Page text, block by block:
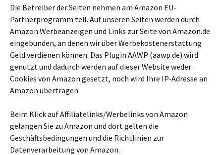
Die Betreiber der Seiten nehmen am Amazon EU-
Partnerprogramm teil. Auf unseren Seiten werden durch
Amazon Werbeanzeigen und Links zur Seite von Amazon.de
eingebunden, an denen wir über Werbekostenerstattung
Geld verdienen können. Das Plugin AAWP (aawp.de) wird
genutzt und dadurch werden auf dieser Website weder
Cookies von Amazon gesetzt, noch wird Ihre IP-Adresse an
Amazon übertragen.
Beim Klick auf Affiliatelinks/Werbelinks von Amazon
gelangen Sie zu Amazon und dort gelten die
Geschäftsbedingungen und die Richtlinien zur
Datenverarbeitung von Amazon.